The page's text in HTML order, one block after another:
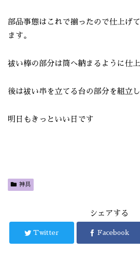
部品事態はこれで揃ったので仕上げ
ます。
祓い棒の部分は筒へ納まるように仕
後は祓い串を立てる台の部分を組立し
明日もきっといい日です
神具
シェアする
Twitter Facebook